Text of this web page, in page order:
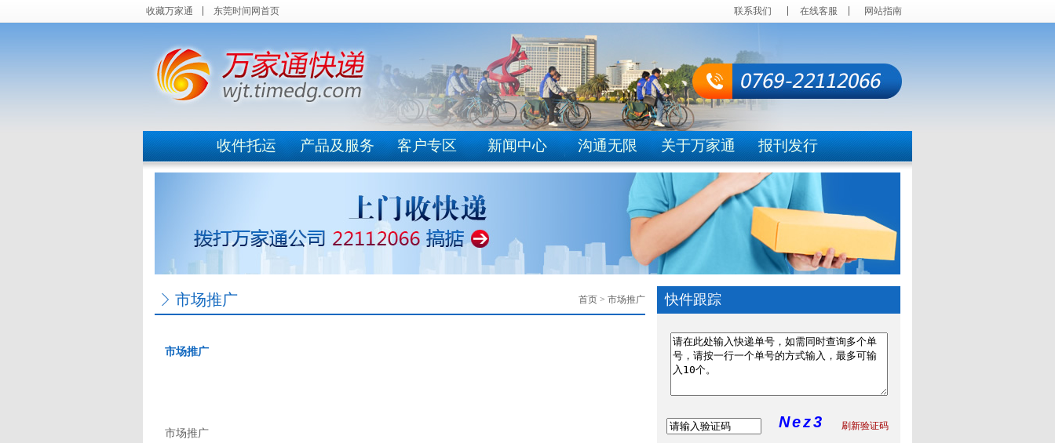
收藏万家通 东莞时间网首页 联系我们 在线客服 网站指南
收件托运 产品及服务 客户专区 新闻中心 沟通无限 关于万家通 报刊发行
市场推广 首页 > 市场推广
市场推广
市场推广
快件跟踪
Nez3 刷新验证码